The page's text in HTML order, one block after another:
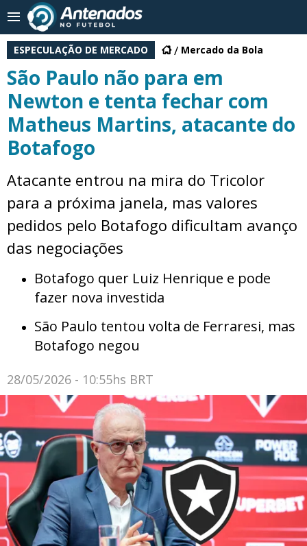
ESPECULAÇÃO DE MERCADO Mercado da Bola
São Paulo não para em
Newton e tenta fechar com
Matheus Martins, atacante do
Botafogo
Atacante entrou na mira do Tricolor
para a próxima janela, mas valores
pedidos pelo Botafogo dificultam avanço
das negociações
Botafogo quer Luiz Henrique e pode
fazer nova investida
São Paulo tentou volta de Ferraresi, mas
Botafogo negou
28/05/2026 - 10:55hs BRT